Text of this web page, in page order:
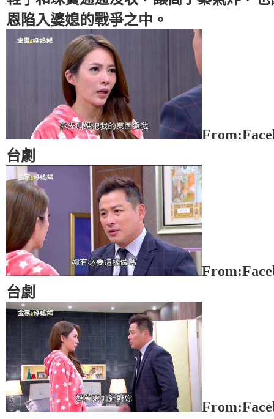
恩陷入婆媳的戰爭之中。
台劇
台劇